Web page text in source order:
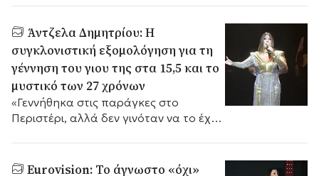
Άντζελα Δημητρίου: Η
συγκλονιστική εξομολόγηση για τη
γέννηση του γιου της στα 15,5 και το
μυστικό των 27 χρόνων
«Γεννήθηκα στις παράγκες στο
Περιστέρι, αλλά δεν γινόταν να το έχω
καρδιά της και συγκινεί.
Eurovision: Το άγνωστο «όχι»